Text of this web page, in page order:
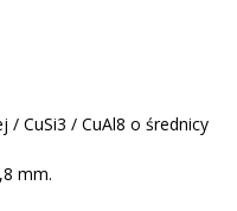
/ CuSi3 / CuAl8 o średnicy
mm.